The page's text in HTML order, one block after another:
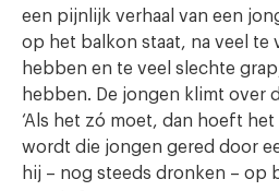
een pijnlijk verhaal van een
op het balkon staat, na veel te
hebben en te veel slechte
hebben. De jongen klimt over
‘Als het zó moet, dan hoeft
wordt die jongen gered door
hij – nog steeds dronken – op